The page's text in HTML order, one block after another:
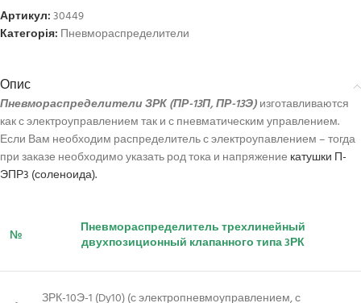
Артикул:30449
Категорія: Пневмораспределители
Опис
Пневмораспределители ЗРК (ПР-13П, ПР-13Э)изготавливаются
как с электроуправлением так и с пневматическим управлением.
Если Вам необходим распределитель с электроупавлением – тогда
при заказе необходимо указать род тока и напряжение катушки П-
ЭПР3 (соленоида).
№
Пневмораспределитель трехлинейный
двухпозиционный клапанного типа 3РК
ЗРК-10Э-1 (Dy10) (с электропневмоуправлением, с